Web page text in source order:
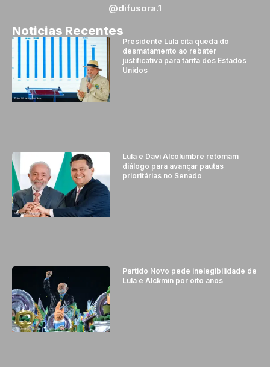
@difusora.1
Noticias Recentes
Presidente Lula cita queda do
desmatamento ao rebater
justificativa para tarifa dos Estados
Unidos
Lula e Davi Alcolumbre retomam
diálogo para avançar pautas
prioritárias no Senado
Partido Novo pede inelegibilidade de
Lula e Alckmin por oito anos